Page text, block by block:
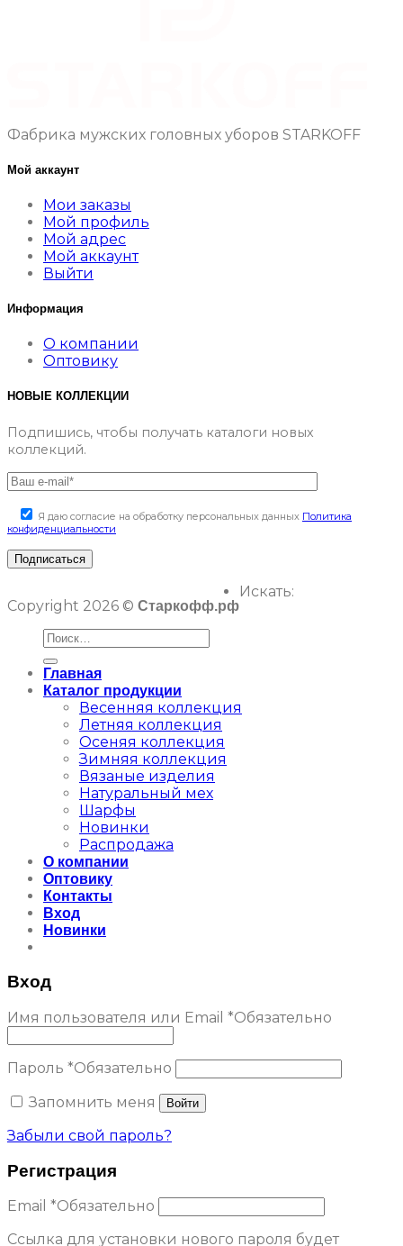
Фабрика мужских головных уборов STARKOFF
Мой аккаунт
Мои заказы
Мой профиль
Мой адрес
Мой аккаунт
Выйти
Информация
О компании
Оптовику
НОВЫЕ КОЛЛЕКЦИИ
Подпишись, чтобы получать каталоги новых
коллекций.
Я даю согласие на обработку персональных данных Политика
конфиденциальности
Copyright 2026 © Старкофф.рф
Искать:
Главная
Каталог продукции
Весенняя коллекция
Летняя коллекция
Осеняя коллекция
Зимняя коллекция
Вязаные изделия
Натуральный мех
Шарфы
Новинки
Распродажа
О компании
Оптовику
Контакты
Вход
Новинки
Вход
Имя пользователя или Email *Обязательно
Пароль *Обязательно
Запомнить меня
Войти
Забыли свой пароль?
Регистрация
Email *Обязательно
Ссылка для установки нового пароля будет